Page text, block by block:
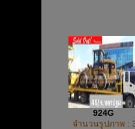
924G
จำนวนรูปภาพ :